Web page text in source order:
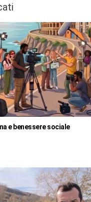
e benessere sociale